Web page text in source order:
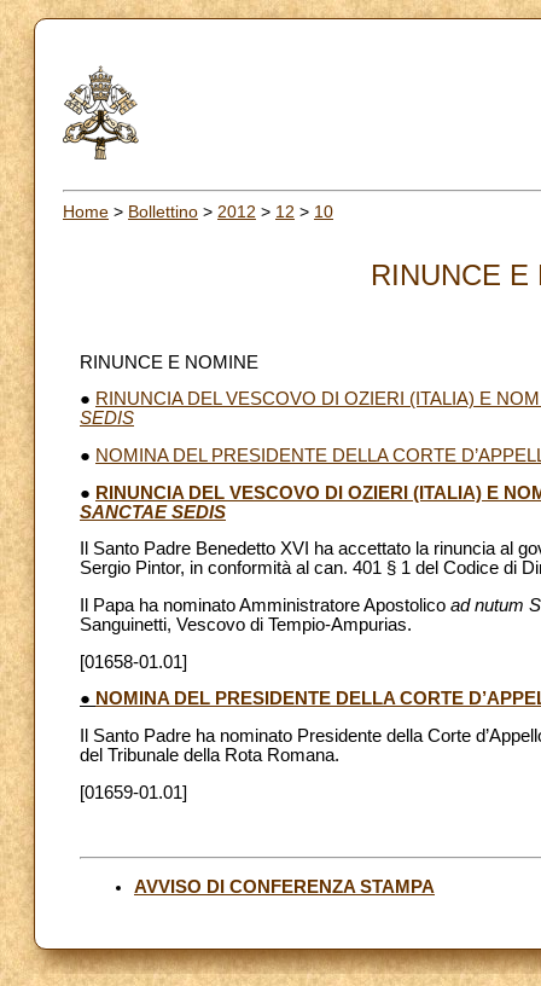
Home > Bollettino > 2012 > 12 > 10
RINUNCE E
RINUNCE E NOMINE
● RINUNCIA DEL VESCOVO DI OZIERI (ITALIA) E
SEDIS
● NOMINA DEL PRESIDENTE DELLA CORTE
● RINUNCIA DEL VESCOVO DI OZIERI (ITALIA) E
SANCTAE SEDIS
Il Santo Padre Benedetto XVI ha accettato la rinuncia al
Sergio Pintor, in conformità al can. 401 § 1 del Codice di
Il Papa ha nominato Amministratore Apostolico ad nutum
Sanguinetti, Vescovo di Tempio-Ampurias.
[01658-01.01]
● NOMINA DEL PRESIDENTE DELLA CORTE
Il Santo Padre ha nominato Presidente della Corte
del Tribunale della Rota Romana.
[01659-01.01]
AVVISO DI CONFERENZA STAMPA